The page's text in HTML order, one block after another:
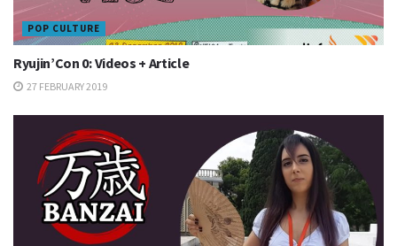
POP CULTURE
Ryujin’Con 0: Videos + Article
27 FEBRUARY 2019